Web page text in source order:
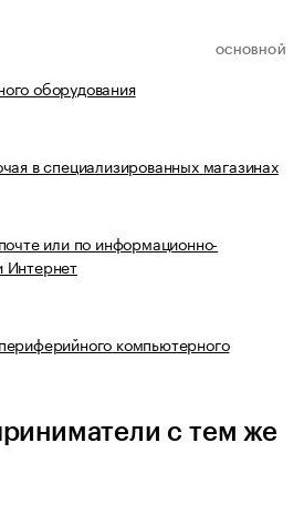
ОСНОВНОЙ
оборудования
в специализированных магазинах
или по информационно-
Интернет
компьютерного
с тем же